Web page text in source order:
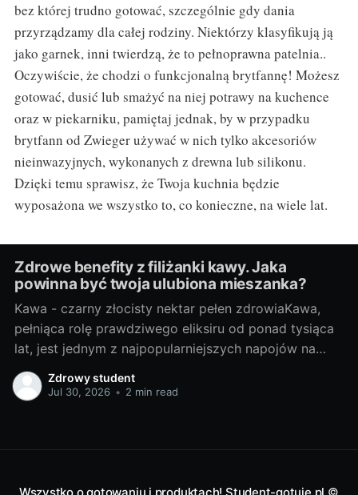
bez której trudno gotować, szczególnie gdy dania
przyrządzamy dla całej rodziny. Niektórzy klasyfikują ją
jako garnek, inni twierdzą, że to pełnoprawna patelnia..
Oczywiście, że chodzi o funkcjonalną brytfannę! Możesz
gotować, dusić lub smażyć na niej potrawy na kuchence
oraz w piekarniku, pamiętaj jednak, by w przypadku
brytfann od Zwieger używać w nich tylko akcesoriów
nieinwazyjnych, wykonanych z drewna lub silikonu.
Dzięki temu sprawisz, że Twoja kuchnia będzie
wyposażona we wszystko to, co konieczne, na wiele lat.
Zdrowe benefity z filiżanki kawy. Jaka
powinna być twoja ulubiona mieszanka?
Kawa - czarny złocisty nektar pełen zdrowiaKawa,
pełniąca rolę prawdziwego eliksiru od ponad tysiąca
lat, jest jednym z najpopularniejszych napojów na
świecie. Początki jej historii sięgają Etiopii, skąd
kawowe ziarna rozpoczęły swoją podróż na Bliski
Zdrowy student
Jul 30, 2026 • 2 min read